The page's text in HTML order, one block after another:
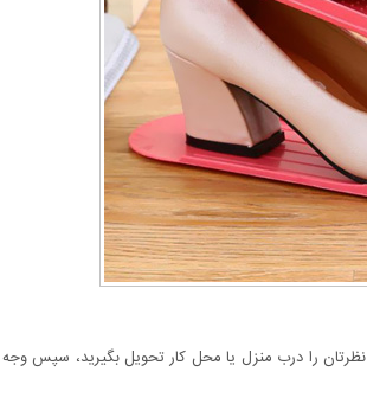
را درب منزل یا محل کار تحویل بگیرید، سپس وجه